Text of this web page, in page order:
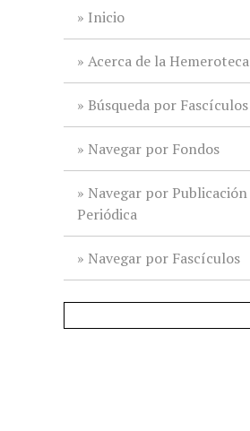
Inicio
Acerca de la Hemeroteca
Búsqueda por Fascículos
Navegar por Fondos
Navegar por Publicación
Periódica
Navegar por Fascículos